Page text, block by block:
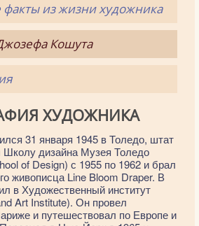
из жизни художника
Кошута
ХУДОЖНИКА
31 января 1945 в Толедо, штат
дизайна Музея Толедо
of Design) с 1955 по 1962 и брал
живописца Line Bloom Draper. В
в Художественный институт
Art Institute). Он провел
и путешествовал по Европе и